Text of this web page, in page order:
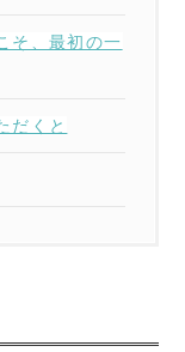
そ、最初の一
だくと